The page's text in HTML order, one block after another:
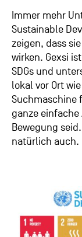
Immer mehr
Sustainable
zeigen, dass
wirken. Gexsi
SDGs und
lokal vor Ort
Suchmaschine
ganze einfache
Bewegung seid.
natürlich auch.